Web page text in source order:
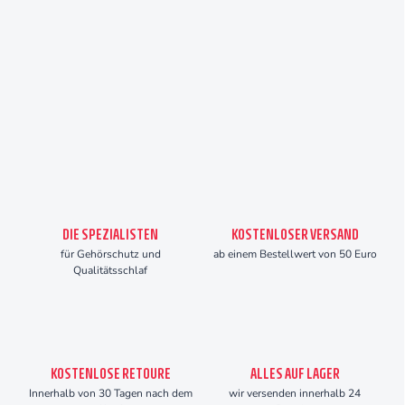
DIE SPEZIALISTEN
für Gehörschutz und
Qualitätsschlaf
KOSTENLOSER VERSAND
ab einem Bestellwert von 50 Euro
KOSTENLOSE RETOURE
Innerhalb von 30 Tagen nach dem
ALLES AUF LAGER
wir versenden innerhalb 24